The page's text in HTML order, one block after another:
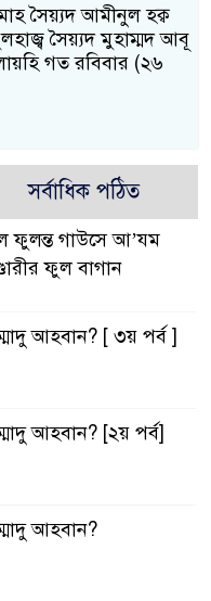
সৈয়্যদ আমীনুল হক্ব
সৈয়্যদ মুহাম্মদ আবূ
গত রবিবার (২৬
সর্বাধিক পঠিত
ফুলন্ত গাউসে আ’যম
ফুল বাগান
আহবান? [ ৩য় পর্ব ]
আহবান? [২য় পর্ব]
আহবান?